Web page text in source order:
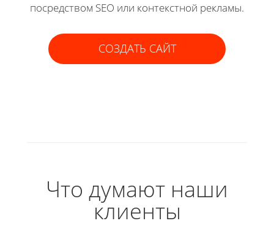
посредством SEO или контекстной рекламы.
СОЗДАТЬ САЙТ
Что думают наши
клиенты